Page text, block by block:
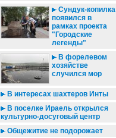
Сундук-копилка
появился в
рамках проекта
"Городские
легенды"
В форелевом
хозяйстве
случился мор
В интересах шахтеров Инты
В поселке Ираель открылся
культурно-досуговый центр
Общежитие не подорожает